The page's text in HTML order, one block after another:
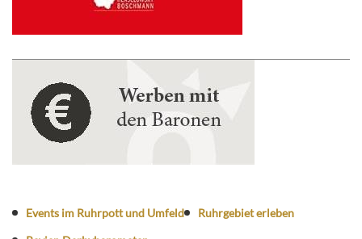
Events im Ruhrpott und Umfeld
Ruhrgebiet erleben